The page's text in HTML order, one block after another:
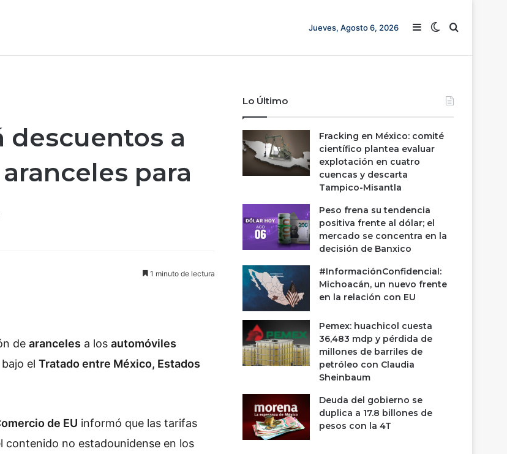
Jueves, Agosto 6, 2026 Barra lateral
Switch skin
Buscar
descuentos a
para
1 minuto de lectura
de aranceles a los automóviles
el Tratado entre México, Estados
de EU informó que las tarifas
contenido no estadounidense en los
Lo Último
Fracking en México: comité
científico plantea evaluar
explotación en cuatro
cuencas y descarta
Tampico-Misantla
Peso frena su tendencia
positiva frente al dólar; el
mercado se concentra en la
decisión de Banxico
#InformaciónConfidencial:
Michoacán, un nuevo frente
en la relación con EU
Pemex: huachicol cuesta
36,483 mdp y pérdida de
millones de barriles de
petróleo con Claudia
Sheinbaum
Deuda del gobierno se
duplica a 17.8 billones de
pesos con la 4T